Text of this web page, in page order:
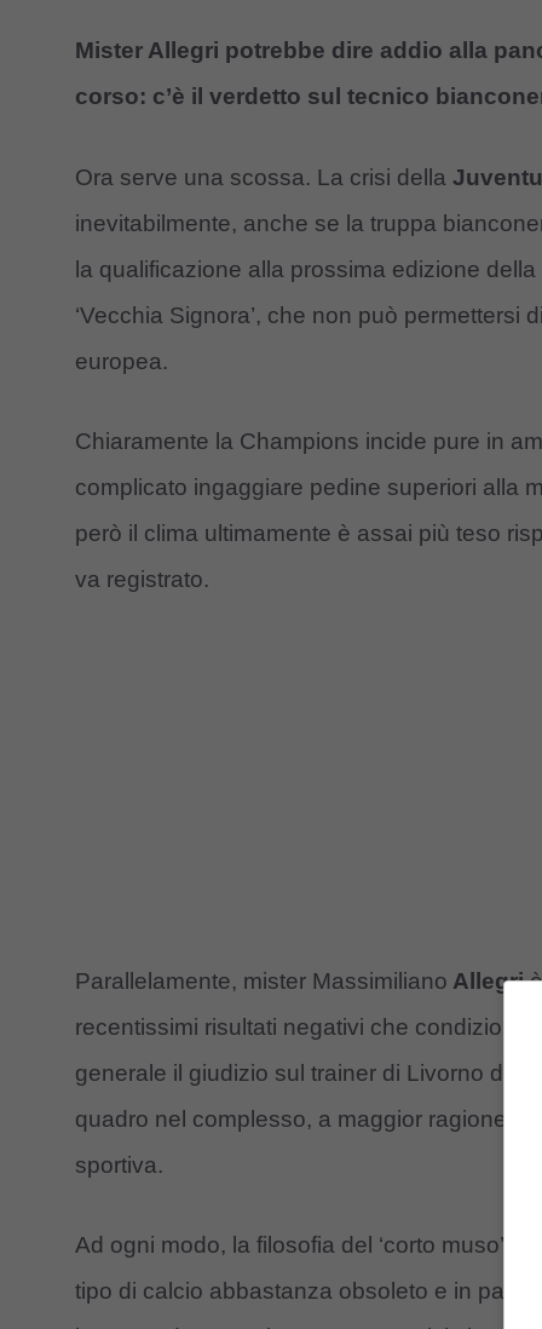
Mister Allegri potrebbe dire addio alla
corso: c’è il verdetto sul tecnico
Ora serve una scossa. La crisi della
inevitabilmente, anche se la truppa
la qualificazione alla prossima edizione
‘Vecchia Signora’, che non può
europea.
Chiaramente la Champions incide pure in
complicato ingaggiare pedine superiori alla
però il clima ultimamente è assai più teso
va registrato.
Parallelamente, mister Massimiliano Allegriè
recentissimi risultati negativi che
generale il giudizio sul trainer di Livorno
quadro nel complesso, a maggior ragione
sportiva.
Ad ogni modo, la filosofia del ‘corto muso’
tipo di calcio abbastanza obsoleto e in